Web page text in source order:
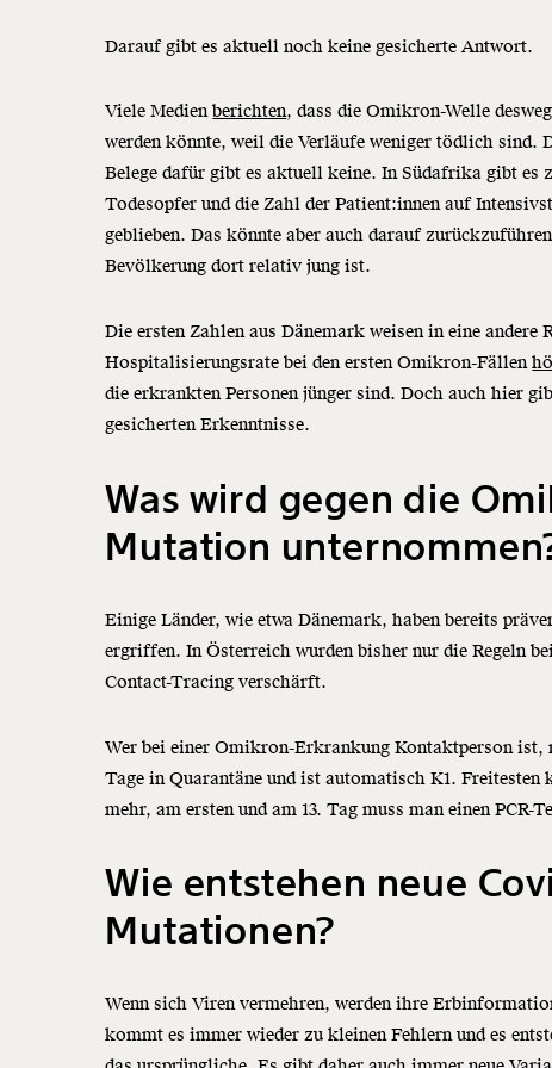
Darauf gibt es aktuell noch keine gesicherte Antwort.
Viele Medienberichten, dass die Omikron-Welle
werden könnte, weil die Verläufe weniger tödlich sind.
Belege dafür gibt es aktuell keine. In Südafrika gibt es
Todesopfer und die Zahl der Patient:innen auf
geblieben. Das könnte aber auch darauf
Bevölkerung dort relativ jung ist.
Die ersten Zahlen aus Dänemark weisen in eine andere
Hospitalisierungsrate bei den ersten Omikron-Fällen
die erkrankten Personen jünger sind. Doch auch hier
gesicherten Erkenntnisse.
Was wird gegen die
Mutation
Einige Länder, wie etwa Dänemark, haben bereits
ergriffen. In Österreich wurden bisher nur die Regeln
Contact-Tracing verschärft.
Wer bei einer Omikron-Erkrankung Kontaktperson ist,
Tage in Quarantäne und ist automatisch K1. Freitesten
mehr, am ersten und am 13. Tag muss man einen PCR-
Wie entstehen neue
Mutationen?
Wenn sich Viren vermehren, werden ihre
kommt es immer wieder zu kleinen Fehlern und es